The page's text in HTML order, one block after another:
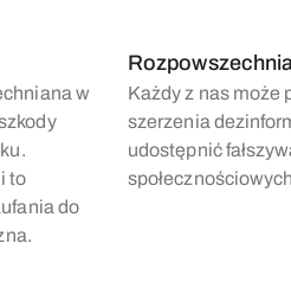
w
to
do
Każdy z nas może
szerzenia
udostępnić